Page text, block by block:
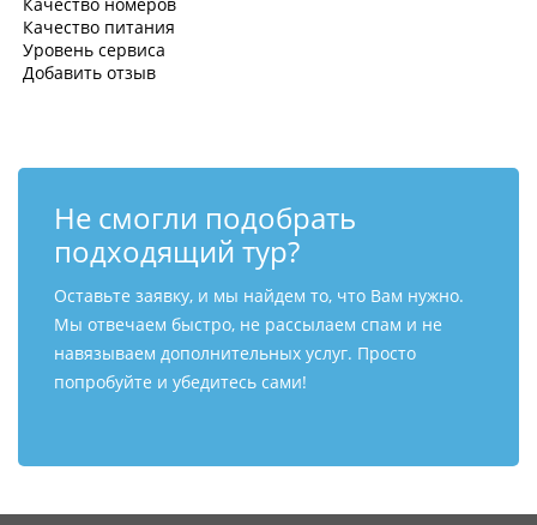
Качество питания
Уровень сервиса
Добавить отзыв
Не смогли подобрать
подходящий тур?
Оставьте заявку, и мы найдем то, что Вам нужно.
Мы отвечаем быстро, не рассылаем спам и не
навязываем дополнительных услуг. Просто
попробуйте и убедитесь сами!